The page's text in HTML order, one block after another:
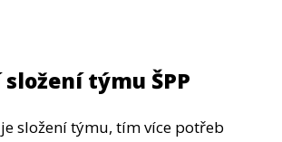
týmu ŠPP
složení týmu, tím více potřeb